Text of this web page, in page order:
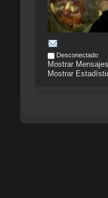
Desconectado
Mostrar Mensajes
Mostrar